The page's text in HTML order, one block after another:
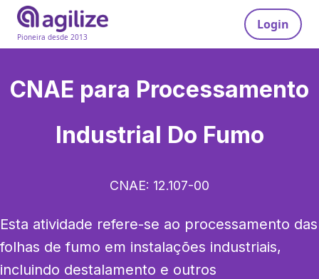
Pioneira desde 2013
Login
CNAE para Processamento
Industrial Do Fumo
CNAE: 12.107-00
Esta atividade refere-se ao processamento das
folhas de fumo em instalações industriais,
incluindo destalamento e outros